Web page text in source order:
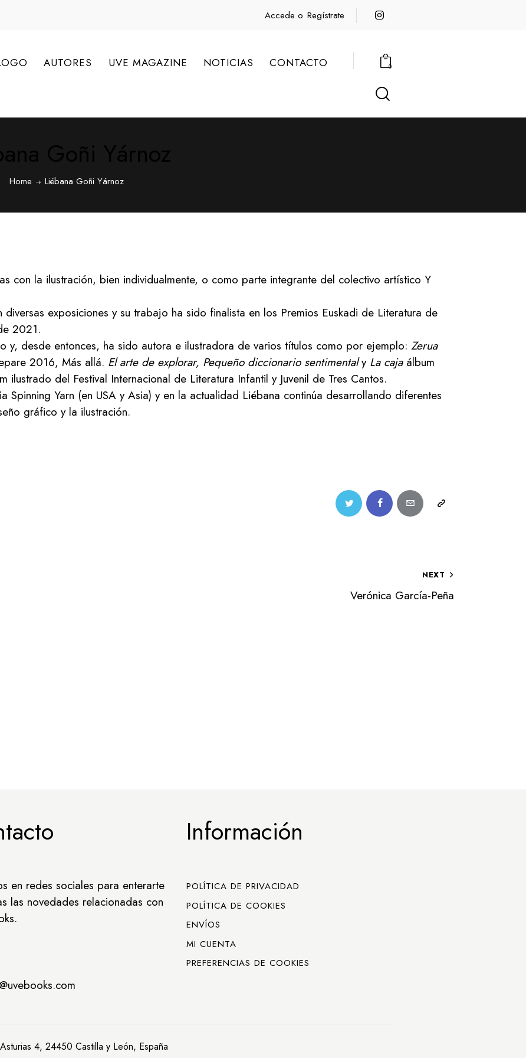
Accede o Regístrate
AUTORES UVE MAGAZINE NOTICIAS CONTACTO 0
Home Liébana Goñi Yárnoz
con la ilustración, bien individualmente, o como parte integrante del colectivo artístico Y
exposiciones y su trabajo ha sido finalista en los Premios Euskadi de Literatura de
2021.
y, desde entonces, ha sido autora e ilustradora de varios títulos como por ejemplo: Zerua
2016, Más allá. El arte de explorar, Pequeño diccionario sentimentaly La cajaálbum
del Festival Internacional de Literatura Infantil y Juvenil de Tres Cantos.
Yarn (en USA y Asia) y en la actualidad Liébana continúa desarrollando diferentes
gráfico y la ilustración.
NEXT
Verónica García-Peña
en redes sociales para enterarte
las novedades relacionadas con
Información
POLÍTICA DE PRIVACIDAD
POLÍTICA DE COOKIES
ENVÍOS
MI CUENTA
PREFERENCIAS DE COOKIES
4, 24450 Castilla y León, España